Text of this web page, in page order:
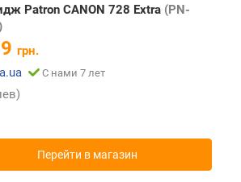
Patron CANON 728 Extra (PN-
грн.
С нами 7 лет
Перейти в магазин